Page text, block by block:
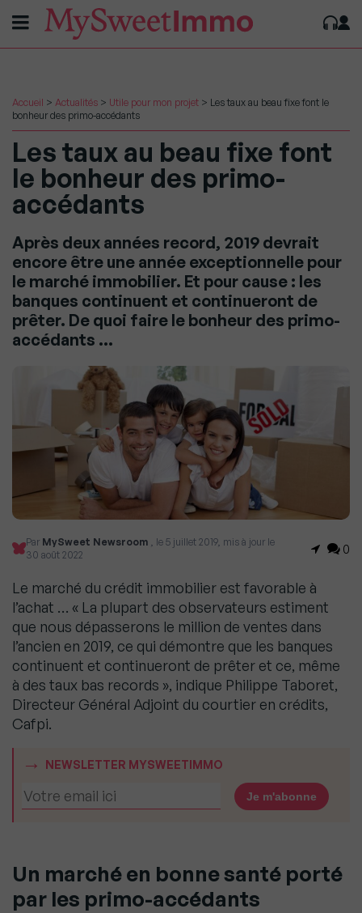
Accueil > Actualités > Utile pour mon projet > Les taux au beau fixe font le
bonheur des primo-accédants
Les taux au beau fixe font
le bonheur des primo-
accédants
Après deux années record, 2019 devrait
encore être une année exceptionnelle pour
le marché immobilier. Et pour cause : les
banques continuent et continueront de
prêter. De quoi faire le bonheur des primo-
accédants …
Par MySweet Newsroom , le 5 juillet 2019, mis à jour le
30 août 2022
0
Le marché du crédit immobilier est favorable à
l’achat … « La plupart des observateurs estiment
que nous dépasserons le million de ventes dans
l’ancien en 2019, ce qui démontre que les banques
continuent et continueront de prêter et ce, même
à des taux bas records », indique Philippe Taboret,
Directeur Général Adjoint du courtier en crédits,
Cafpi.
NEWSLETTER MYSWEETIMMO
Un marché en bonne santé porté
par les primo-accédants